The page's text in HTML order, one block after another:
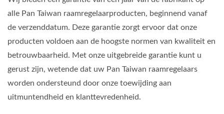
alle Pan Taiwan raamregelaarproducten, beginnend vanaf
de verzenddatum. Deze garantie zorgt ervoor dat onze
producten voldoen aan de hoogste normen van kwaliteit en
betrouwbaarheid. Met onze uitgebreide garantie kunt u
gerust zijn, wetende dat uw Pan Taiwan raamregelaars
worden ondersteund door onze toewijding aan
uitmuntendheid en klanttevredenheid.